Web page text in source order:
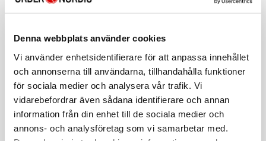
Denna webbplats använder cookies
Vi använder enhetsidentifierare för att anpassa innehållet
och annonserna till användarna, tillhandahålla funktioner
för sociala medier och analysera vår trafik. Vi
vidarebefordrar även sådana identifierare och annan
information från din enhet till de sociala medier och
annons- och analysföretag som vi samarbetar med.
Art. nr:21873
Tillv. art. nr:21873
4006508218738